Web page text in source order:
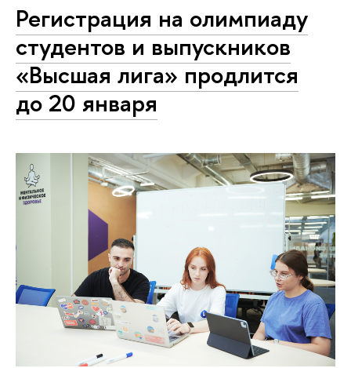
Регистрация на олимпиаду
студентов и выпускников
«Высшая лига» продлится
до 20 января